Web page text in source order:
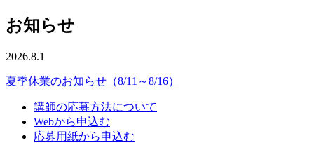
お知らせ
2026.8.1
夏季休業のお知らせ（8/11～8/16）
講師の応募方法について
Webから申込む
応募用紙から申込む